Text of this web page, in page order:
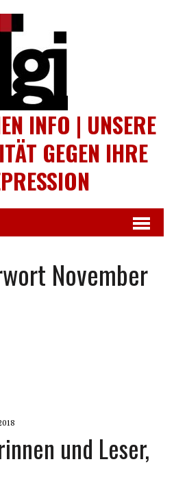
INFO | UNSERE
GEGEN IHRE
November
und Leser,